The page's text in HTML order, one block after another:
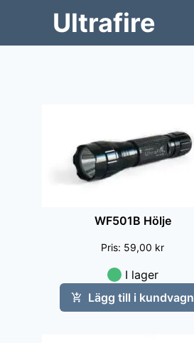
Ultrafire
WF501B Hölje
Pris: 59,00 kr
I lager
Lägg till i kundvagn